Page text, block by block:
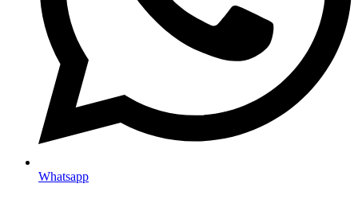
Whatsapp